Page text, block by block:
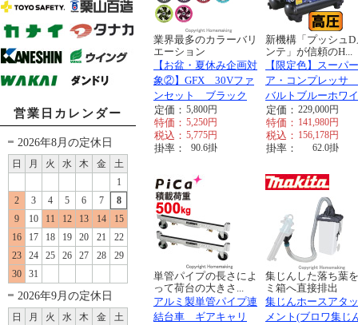
営業日カレンダー
2026年8月の定休日
日 月 火 水 木 金
土
1
2
3 4 5 6 7
8
9
10 11 12 13 14
15
16
17 18 19 20 21
22
23
24 25 26 27 28
29
30
31
2026年9月の定休日
日 月 火 水 木 金
土
業界最多のカラーバリ
エーション
【お盆・夏休み企画対
象②】GFX 30Vファ
ンセット ブラック
定価： 5,800円
特価： 5,250円
税込： 5,775円
掛率： 90.6掛
新機構「プッシュD
ンテ」が信頼のH...
【限定色】スーパ
ア・コンプレッサ
バルトブルーホワ
定価： 229,000円
特価： 141,980円
税込： 156,178円
掛率： 62.0掛
単管パイプの長さによ
って荷台の大きさ...
アルミ製単管パイプ連
結台車 ギアキャリ
集じんした落ち葉
ミ箱へ直接排出
集じんホースアタ
メント(ブロワ集じ